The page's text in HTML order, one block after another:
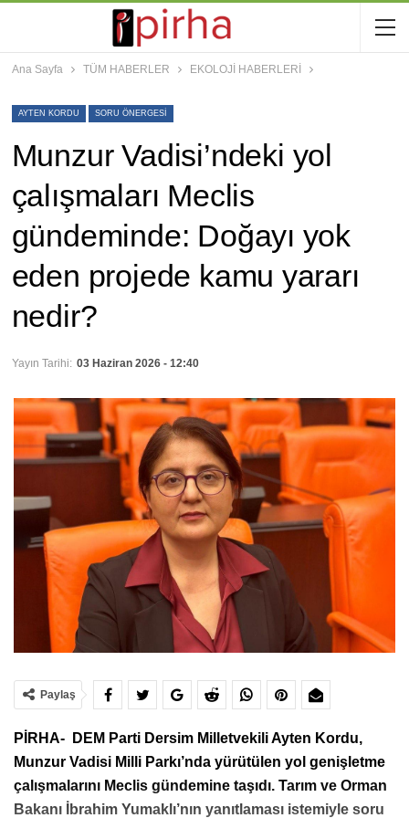
Ana Sayfa TÜM HABERLER EKOLOJİ HABERLERİ
AYTEN KORDU SORU ÖNERGESI
Munzur Vadisi’ndeki yol
çalışmaları Meclis
gündeminde: Doğayı yok
eden projede kamu yararı
nedir?
Yayın Tarihi: 03 Haziran 2026 - 12:40
Paylaş
PİRHA- DEM Parti Dersim Milletvekili Ayten Kordu,
Munzur Vadisi Milli Parkı’nda yürütülen yol genişletme
çalışmalarını Meclis gündemine taşıdı. Tarım ve Orman
Bakanı İbrahim Yumaklı’nın yanıtlaması istemiyle soru